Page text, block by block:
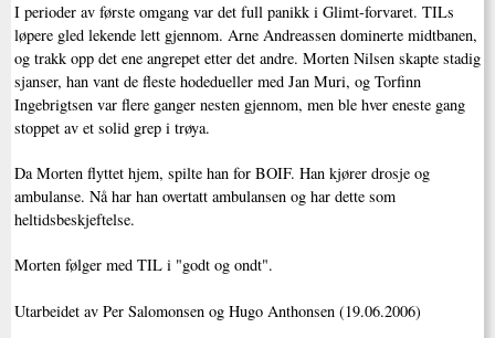
I perioder av første omgang var det full panikk i Glimt-forvaret. TILs
løpere gled lekende lett gjennom. Arne Andreassen dominerte midtbanen,
og trakk opp det ene angrepet etter det andre. Morten Nilsen skapte stadig
sjanser, han vant de fleste hodedueller med Jan Muri, og Torfinn
Ingebrigtsen var flere ganger nesten gjennom, men ble hver eneste gang
stoppet av et solid grep i trøya.
Da Morten flyttet hjem, spilte han for BOIF. Han kjører drosje og
ambulanse. Nå har han overtatt ambulansen og har dette som
heltidsbeskjeftelse.
Morten følger med TIL i "godt og ondt".
Utarbeidet av Per Salomonsen og Hugo Anthonsen (19.06.2006)